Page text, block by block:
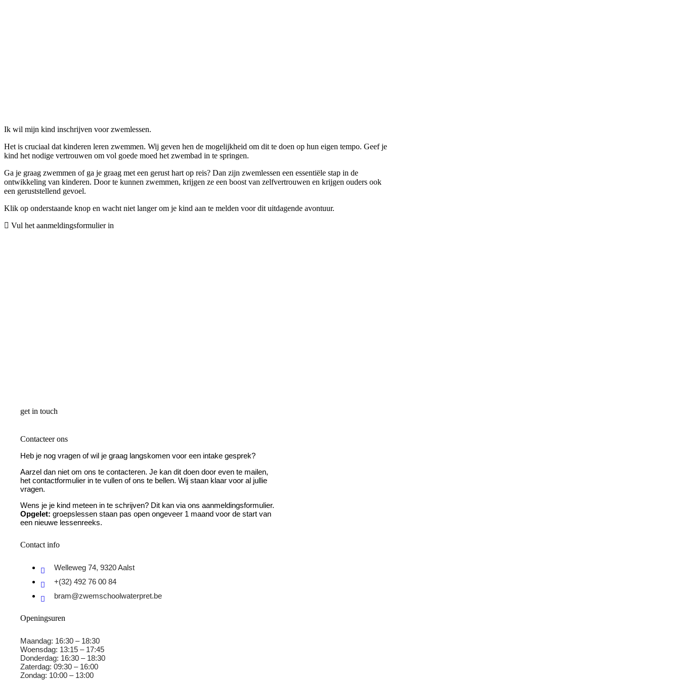
Ik wil mijn kind inschrijven voor zwemlessen.
Het is cruciaal dat kinderen leren zwemmen. Wij geven hen de mogelijkheid om dit te doen op hun eigen tempo. Geef je
kind het nodige vertrouwen om vol goede moed het zwembad in te springen.
Ga je graag zwemmen of ga je graag met een gerust hart op reis? Dan zijn zwemlessen een essentiële stap in de
ontwikkeling van kinderen. Door te kunnen zwemmen, krijgen ze een boost van zelfvertrouwen en krijgen ouders ook
een geruststellend gevoel.
Klik op onderstaande knop en wacht niet langer om je kind aan te melden voor dit uitdagende avontuur.
Vul het aanmeldingsformulier in
get in touch
Contacteer ons
Heb je nog vragen of wil je graag langskomen voor een intake gesprek?
Aarzel dan niet om ons te contacteren. Je kan dit doen door even te mailen,
het contactformulier in te vullen of ons te bellen. Wij staan klaar voor al jullie
vragen.
Wens je je kind meteen in te schrijven? Dit kan via ons aanmeldingsformulier.
Opgelet: groepslessen staan pas open ongeveer 1 maand voor de start van
een nieuwe lessenreeks.
Contact info
Welleweg 74, 9320 Aalst
+(32) 492 76 00 84
bram@zwemschoolwaterpret.be
Openingsuren
Maandag: 16:30 – 18:30
Woensdag: 13:15 – 17:45
Donderdag: 16:30 – 18:30
Zaterdag: 09:30 – 16:00
Zondag: 10:00 – 13:00